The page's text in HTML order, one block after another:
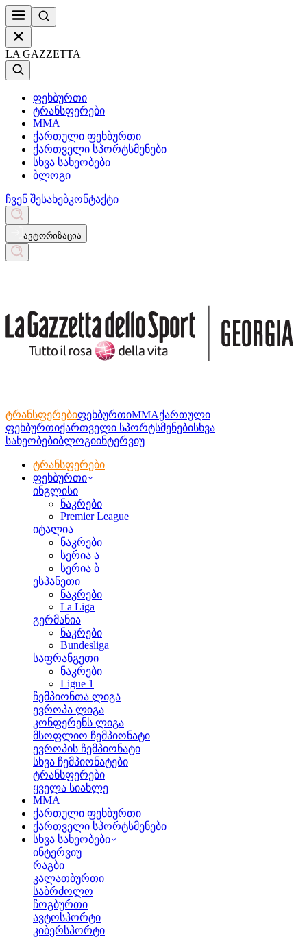
LA GAZZETTA
ფეხბურთი
ტრანსფერები
MMA
ქართული ფეხბურთი
ქართველი სპორტსმენები
სხვა სახეობები
ბლოგი
ჩვენ შესახებკონტაქტი
ავტორიზაცია
ტრანსფერებიფეხბურთიMMAქართული
ფეხბურთიქართველი სპორტსმენებისხვა
სახეობებიბლოგიინტერვიუ
ტრანსფერები
ფეხბურთი
ინგლისი
ნაკრები
Premier League
იტალია
ნაკრები
სერია ა
სერია ბ
ესპანეთი
ნაკრები
La Liga
გერმანია
ნაკრები
Bundesliga
საფრანგეთი
ნაკრები
Ligue 1
ჩემპიონთა ლიგა
ევროპა ლიგა
კონფერენს ლიგა
მსოფლიო ჩემპიონატი
ევროპის ჩემპიონატი
სხვა ჩემპიონატები
ტრანსფერები
ყველა სიახლე
MMA
ქართული ფეხბურთი
ქართველი სპორტსმენები
სხვა სახეობები
ინტერვიუ
რაგბი
კალათბურთი
საბრძოლო
ჩოგბურთი
ავტოსპორტი
კიბერსპორტი